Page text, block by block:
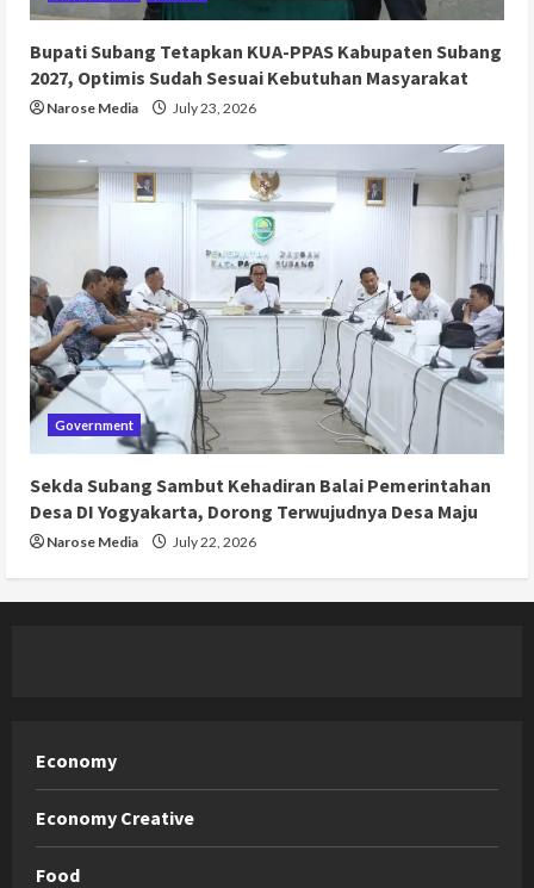
Bupati Subang Tetapkan KUA-PPAS Kabupaten Subang
2027, Optimis Sudah Sesuai Kebutuhan Masyarakat
Narose Media July 23, 2026
Government
Sekda Subang Sambut Kehadiran Balai Pemerintahan
Desa DI Yogyakarta, Dorong Terwujudnya Desa Maju
Narose Media July 22, 2026
Economy
Economy Creative
Food